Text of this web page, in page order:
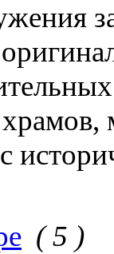
( 5 )